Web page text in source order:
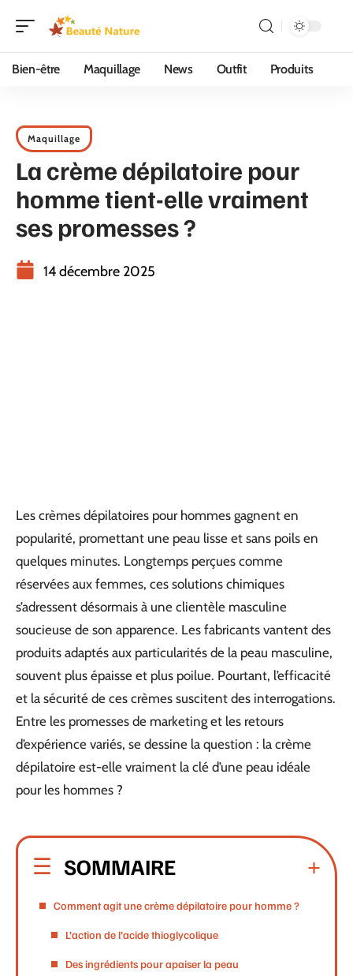
Bien-être Maquillage News Outfit Produits
Maquillage
La crème dépilatoire pour
homme tient-elle vraiment
ses promesses ?
14 décembre 2025
Les crèmes dépilatoires pour hommes gagnent en
popularité, promettant une peau lisse et sans poils en
quelques minutes. Longtemps perçues comme
réservées aux femmes, ces solutions chimiques
s’adressent désormais à une clientèle masculine
soucieuse de son apparence. Les fabricants vantent des
produits adaptés aux particularités de la peau masculine,
souvent plus épaisse et plus poilue. Pourtant, l’efficacité
et la sécurité de ces crèmes suscitent des interrogations.
Entre les promesses de marketing et les retours
d’expérience variés, se dessine la question : la crème
dépilatoire est-elle vraiment la clé d’une peau idéale
pour les hommes ?
SOMMAIRE
Comment agit une crème dépilatoire pour homme ?
L’action de l’acide thioglycolique
Des ingrédients pour apaiser la peau